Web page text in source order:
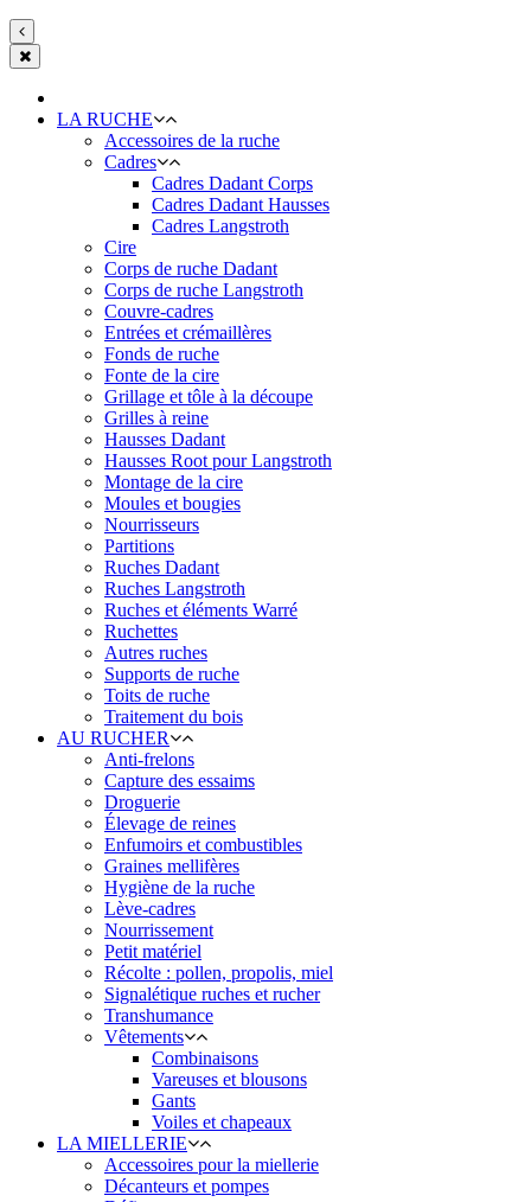
LA RUCHE
Accessoires de la ruche
Cadres
Cadres Dadant Corps
Cadres Dadant Hausses
Cadres Langstroth
Cire
Corps de ruche Dadant
Corps de ruche Langstroth
Couvre-cadres
Entrées et crémaillères
Fonds de ruche
Fonte de la cire
Grillage et tôle à la découpe
Grilles à reine
Hausses Dadant
Hausses Root pour Langstroth
Montage de la cire
Moules et bougies
Nourrisseurs
Partitions
Ruches Dadant
Ruches Langstroth
Ruches et éléments Warré
Ruchettes
Autres ruches
Supports de ruche
Toits de ruche
Traitement du bois
AU RUCHER
Anti-frelons
Capture des essaims
Droguerie
Élevage de reines
Enfumoirs et combustibles
Graines mellifères
Hygiène de la ruche
Lève-cadres
Nourrissement
Petit matériel
Récolte : pollen, propolis, miel
Signalétique ruches et rucher
Transhumance
Vêtements
Combinaisons
Vareuses et blousons
Gants
Voiles et chapeaux
LA MIELLERIE
Accessoires pour la miellerie
Décanteurs et pompes